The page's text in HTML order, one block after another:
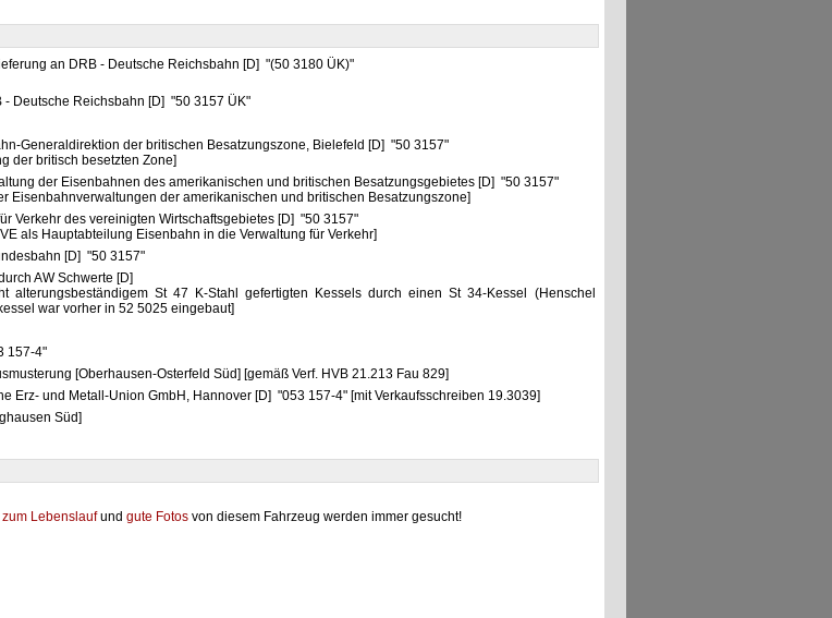
an DRB - Deutsche Reichsbahn [D] "(50 3180 ÜK)"
- Deutsche Reichsbahn [D] "50 3157 ÜK"
Generaldirektion der britischen Besatzungszone, Bielefeld [D] "50 3157"
der britisch besetzten Zone]
der Eisenbahnen des amerikanischen und britischen Besatzungsgebietes [D] "50 3157"
Eisenbahnverwaltungen der amerikanischen und britischen Besatzungszone]
Verkehr des vereinigten Wirtschaftsgebietes [D] "50 3157"
als Hauptabteilung Eisenbahn in die Verwaltung für Verkehr]
[D] "50 3157"
AW Schwerte [D]
alterungsbeständigem St 47 K-Stahl gefertigten Kessels durch einen St 34-Kessel (Henschel
war vorher in 52 5025 eingebaut]
157-4"
[Oberhausen-Osterfeld Süd] [gemäß Verf. HVB 21.213 Fau 829]
Erz- und Metall-Union GmbH, Hannover [D] "053 157-4" [mit Verkaufsschreiben 19.3039]
Süd]
Lebenslaufund gute Fotos von diesem Fahrzeug werden immer gesucht!